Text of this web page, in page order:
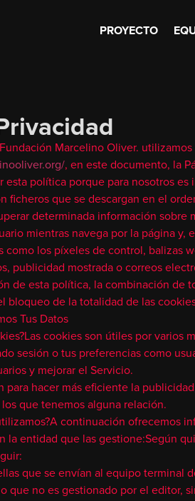
PROYECTO
Marcelino Oliver.
, en este documento, la
esta política porque para nosotros
ficheros que se descargan en el
determinada información
mientras navega por la página y,
como los píxeles de control, balizas
publicidad mostrada o correos
de esta política, la combinación de
bloqueo de la totalidad de las
Tus Datos
cookies son útiles por
sesión o tus preferencias como
y mejorar el Servicio.
para hacer más eficiente la
que tenemos alguna relación.
continuación ofrecemos
la entidad que las gestione:Según
que se envían al equipo terminal
que no es gestionado por el editor,